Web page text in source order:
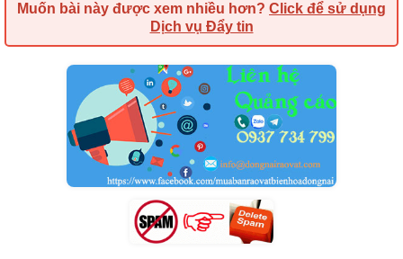
Muốn bài này được xem nhiều hơn? Click để sử dụng
Dịch vụ Đẩy tin